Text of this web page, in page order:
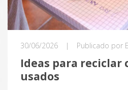
30/06/2026 | Publicado por
Ideas para reciclar
usados